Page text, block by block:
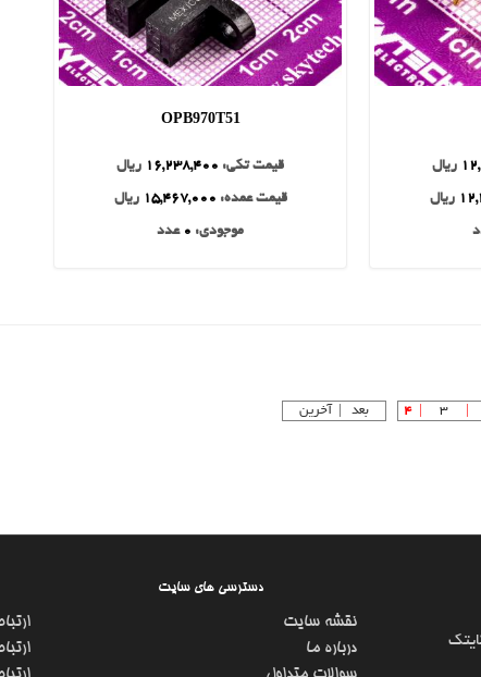
ریال
ریال
OPB970T51
قیمت تکی: 16,238,400 ریال
قیمت عمده: 15,467,000 ریال
موجودی: 0 عدد
3
4 بعد | آخرین
دسترسی های سایت
نقشه سایت
درباره ما